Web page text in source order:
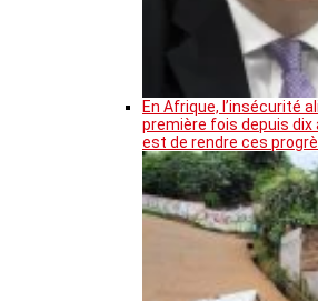
En Afrique, l’insécurité
première fois depuis dix
est de rendre ces